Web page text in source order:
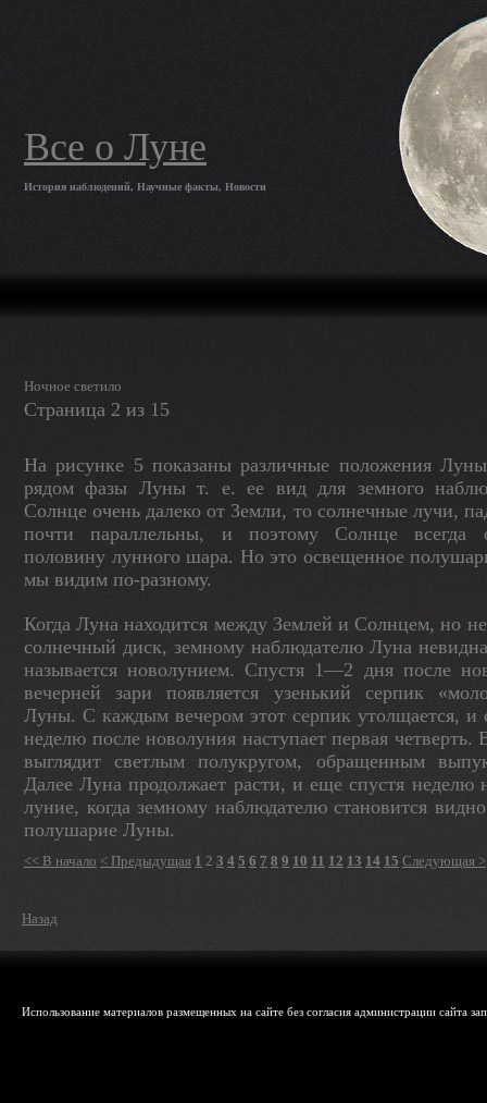
Все о Луне
История наблюдений, Научные факты, Новости
Ночное светило
Страница 2 из 15
На рисунке 5 показаны различные положения
рядом фазы Лу­ны т. е. ее вид для земного
Солнце очень далеко от Земли, то сол­нечные лучи,
почти параллельны, и поэ­тому Солнце всегда
половину лунного ша­ра. Но это освещенное
мы видим по-разному.
Когда Луна находится между Землей и Солнцем, но не
солнечный диск, земному наблюдателю Луна
называется новолунием. Спустя 1—2 дня после
вечерней зари появляется узенький серпик
Луны. С каждым вечером этот серпик утолщается, и
неделю после новолуния наступает первая четверть.
выглядит светлым полу­кругом, обращенным
Далее Луна продолжает расти, и еще спустя неделю
луние, когда земному наблюдателю становится
полушарие Луны.
<< В начало < Предыдущая 1 2 3 4 5 6 7 8 9 10 11 12 13 14 15 Следующая >
Назад
Использование материалов размещенных на сайте без согласия администрации сайта